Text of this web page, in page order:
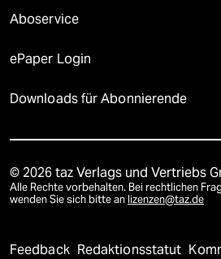
Aboservice
ePaper Login
Downloads für Abonnierende
© 2026 taz Verlags und Vertriebs
Alle Rechte vorbehalten. Bei rechtlichen
wenden Sie sich bitte an lizenzen@taz.de
Feedback Redaktionsstatut